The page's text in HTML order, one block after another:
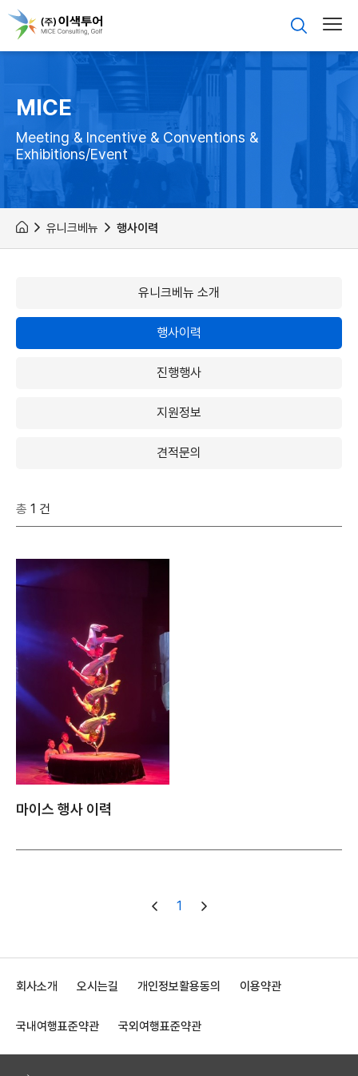
MICE
Meeting & Incentive & Conventions &
Exhibitions/Event
유니크베뉴 행사이력
유니크베뉴 소개
행사이력
진행행사
지원정보
견적문의
총 1 건
마이스 행사 이력
1
회사소개 오시는길 개인정보활용동의 이용약관
국내여행표준약관 국외여행표준약관